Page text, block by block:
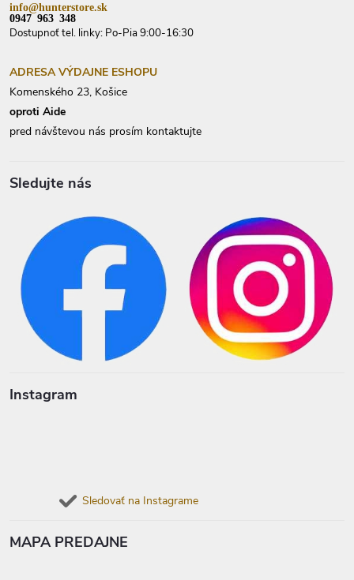
info@hunterstore.sk
0947 963 348
Dostupnoť tel. linky: Po-Pia 9:00-16:30
ADRESA VÝDAJNE ESHOPU
Komenského 23, Košice
oproti Aide
pred návštevou nás prosím kontaktujte
Sledujte nás
Instagram
Sledovať na Instagrame
MAPA PREDAJNE